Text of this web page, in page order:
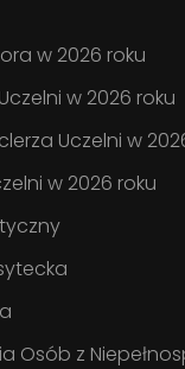
w 2026 roku
w 2026 roku
Uczelni w
w 2026 roku
Osób z